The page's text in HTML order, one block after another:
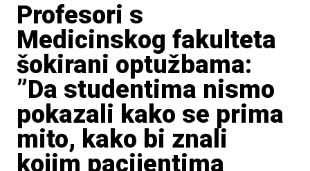
Profesori s
Medicinskog fakulteta
šokirani optužbama:
”Da studentima nismo
pokazali kako se prima
mito, kako bi znali
kojim pacijentima